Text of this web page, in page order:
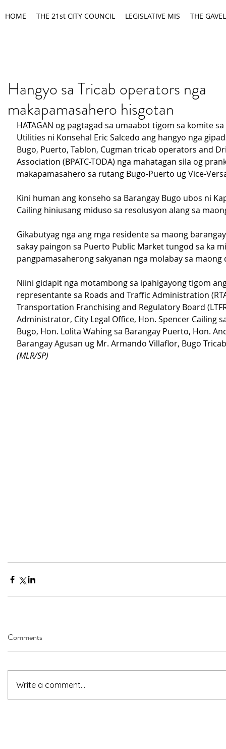
HOME THE 21st CITY COUNCIL LEGISLATIVE MIS THE GAVEL
Hangyo sa Tricab operators nga
makapamasahero hisgotan
HATAGAN og pagtagad sa umaabot tigom sa komite
Utilities ni Konsehal Eric Salcedo ang hangyo nga
Bugo, Puerto, Tablon, Cugman tricab operators and
Association (BPATC-TODA) nga mahatagan sila og
makapamasahero sa rutang Bugo-Puerto ug Vice-
Kini human ang konseho sa Barangay Bugo ubos ni
Cailing hiniusang miduso sa resolusyon alang sa
Gikabutyag nga ang mga residente sa maong
sakay paingon sa Puerto Public Market tungod sa ka
pangpamasaherong sakyanan nga molabay sa maong
Niini gidapit nga motambong sa ipahigayong tigom
representante sa Roads and Traffic Administration
Transportation Franchising and Regulatory Board
Administrator, City Legal Office, Hon. Spencer Cailing
Bugo, Hon. Lolita Wahing sa Barangay Puerto, Hon.
Barangay Agusan ug Mr. Armando Villaflor, Bugo
(MLR/SP)
Comments
Write a comment...